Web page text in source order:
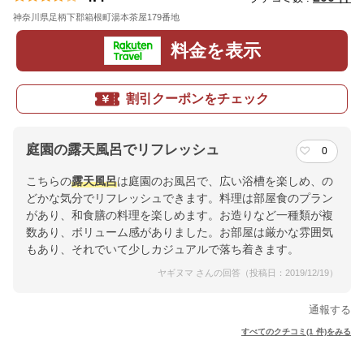
神奈川県足柄下郡箱根町湯本茶屋179番地
料金を表示
割引クーポンをチェック
庭園の露天風呂でリフレッシュ 0
こちらの露天風呂は庭園のお風呂で、広い浴槽を楽しめ、の
どかな気分でリフレッシュできます。料理は部屋食のプラン
があり、和食膳の料理を楽しめます。お造りなど一種類が複
数あり、ボリューム感がありました。お部屋は厳かな雰囲気
もあり、それでいて少しカジュアルで落ち着きます。
ヤギヌマ さんの回答（投稿日：2019/12/19）
通報する
すべてのクチコミ(1 件)をみる